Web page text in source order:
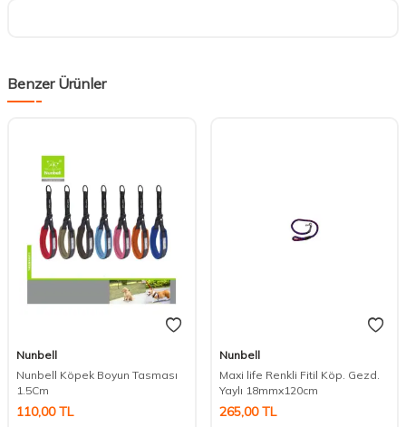
Benzer Ürünler
Nunbell
Nunbell Köpek Boyun Tasması
1.5Cm
110,00TL
Nunbell
Maxi life Renkli Fitil Köp. Gezd.
Yaylı 18mmx120cm
265,00TL